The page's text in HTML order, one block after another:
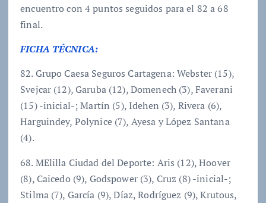
encuentro con 4 puntos seguidos para el 82 a 68
final.
FICHA TÉCNICA:
82. Grupo Caesa Seguros Cartagena: Webster (15),
Svejcar (12), Garuba (12), Domenech (3), Faverani
(15) -inicial-; Martín (5), Idehen (3), Rivera (6),
Harguindey, Polynice (7), Ayesa y López Santana
(4).
68. MElilla Ciudad del Deporte: Aris (12), Hoover
(8), Caicedo (9), Godspower (3), Cruz (8) -inicial-;
Stilma (7), García (9), Díaz, Rodríguez (9), Krutous,